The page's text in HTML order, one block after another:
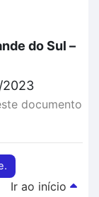
do Sul –
2023
documento
Ir ao início